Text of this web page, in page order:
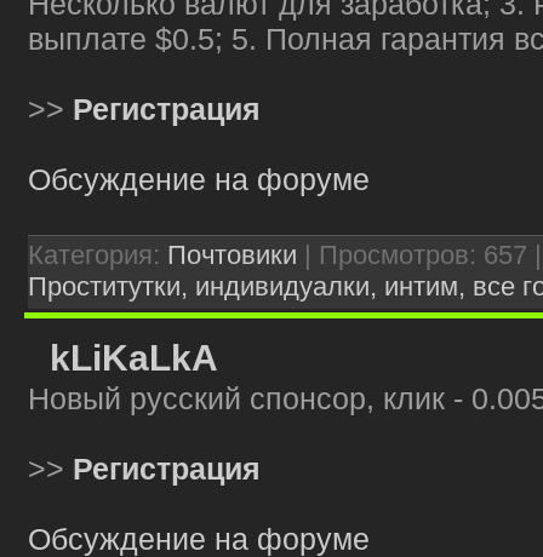
выплате $0.5; 5. Полная гарантия
>> Регистрация
Обсуждение на форуме
Категория: Почтовики | Просмотров: 657
Проститутки, индивидуалки, интим, все
kLiKaLkA
Новый русский спонсор, клик -
>> Регистрация
Обсуждение на форуме